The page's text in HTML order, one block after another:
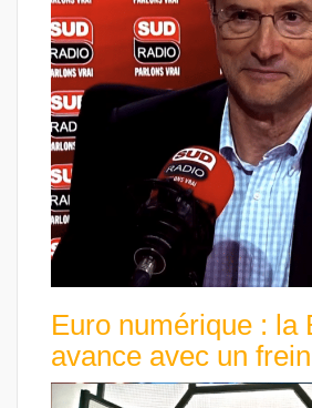
Euro numérique : la
avance avec un